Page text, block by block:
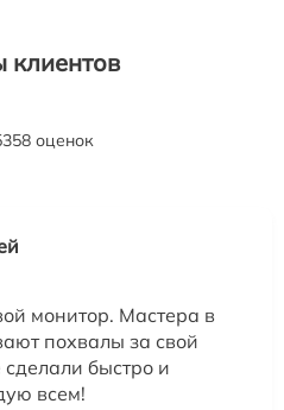
клиентов
оценок
монитор. Мастера в
похвалы за свой
быстро и
всем!